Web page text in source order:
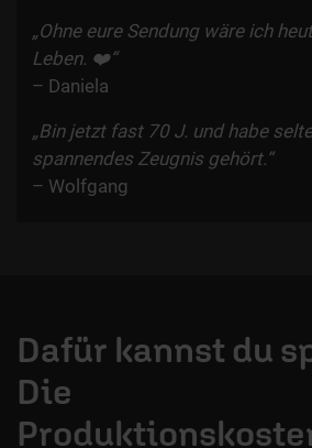
„Ohne eure Sendung wäre ich
Leben. ❤️“
– Daniela
„Bin jetzt fast 70 J. und habe
spannendes Zeugnis gehört.“
– Wolfgang
Dafür kannst du
Die